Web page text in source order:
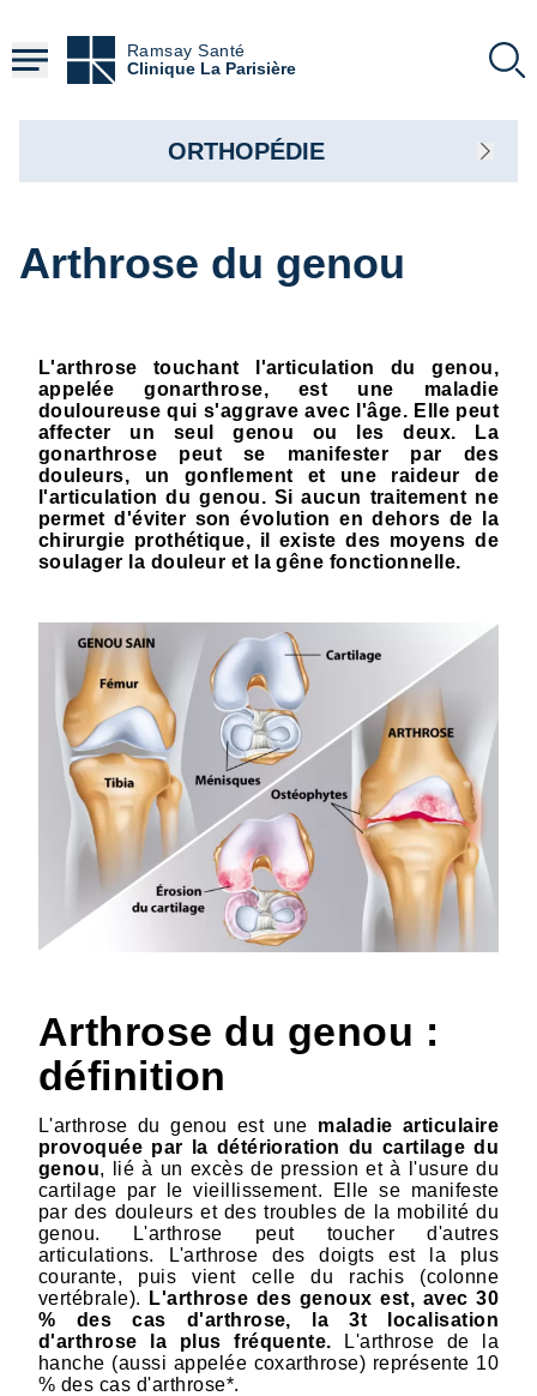
contenu
principal
Ramsay Santé
Clinique La Parisière
Arthrose du genou
L'arthrose touchant l'articulation du genou,
appelée gonarthrose, est une maladie
douloureuse qui s'aggrave avec l'âge. Elle peut
affecter un seul genou ou les deux. La
gonarthrose peut se manifester par des
douleurs, un gonflement et une raideur de
l'articulation du genou. Si aucun traitement ne
permet d'éviter son évolution en dehors de la
chirurgie prothétique, il existe des moyens de
soulager la douleur et la gêne fonctionnelle.
Arthrose du genou :
définition
L'arthrose du genou est une maladie articulaire
provoquée par la détérioration du cartilage du
genou, lié à un excès de pression et à l'usure du
cartilage par le vieillissement. Elle se manifeste
par des douleurs et des troubles de la mobilité du
genou. L'arthrose peut toucher d'autres
articulations. L'arthrose des doigts est la plus
courante, puis vient celle du rachis (colonne
vertébrale).
L'arthrose des genoux est, avec 30
% des cas d'arthrose, la 3t localisation
d'arthrose la plus fréquente. L'arthrose de la
hanche (aussi appelée coxarthrose) représente 10
% des cas d'arthrose*.
ORTHOPÉDIE